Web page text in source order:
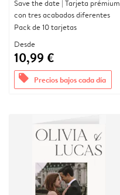
Save the date | Tarjeta prémium
con tres acabados diferentes
Pack de 10 tarjetas
Desde
10,99 €
offers Precios bajos cada día